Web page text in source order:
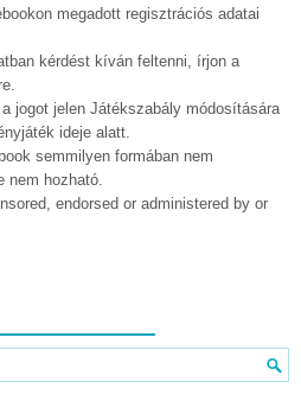
megadott regisztrációs adatai
kérdést kíván feltenni, írjon a
jogot jelen Játékszabály módosítására
ideje alatt.
semmilyen formában nem
nem hozható.
endorsed or administered by or